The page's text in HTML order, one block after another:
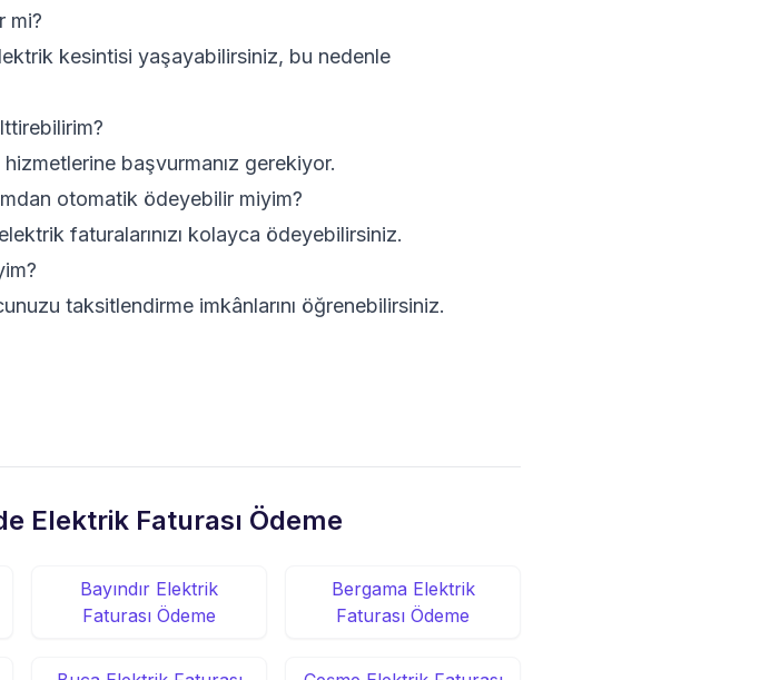
mi?
kesintisi yaşayabilirsiniz, bu nedenle
başvurmanız gerekiyor.
otomatik ödeyebilir miyim?
faturalarınızı kolayca ödeyebilirsiniz.
taksitlendirme imkânlarını öğrenebilirsiniz.
Elektrik Faturası Ödeme
Bayındır Elektrik
Faturası Ödeme
Bergama Elektrik
Faturası Ödeme